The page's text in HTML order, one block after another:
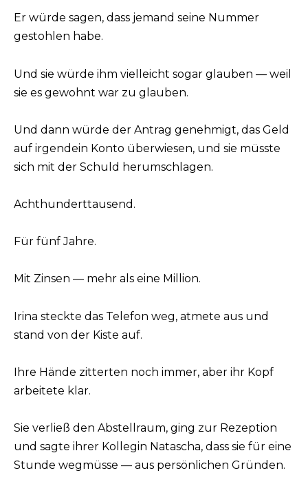
Er würde sagen, dass jemand seine Nummer
gestohlen habe.
Und sie würde ihm vielleicht sogar glauben — weil
sie es gewohnt war zu glauben.
Und dann würde der Antrag genehmigt, das Geld
auf irgendein Konto überwiesen, und sie müsste
sich mit der Schuld herumschlagen.
Achthunderttausend.
Für fünf Jahre.
Mit Zinsen — mehr als eine Million.
Irina steckte das Telefon weg, atmete aus und
stand von der Kiste auf.
Ihre Hände zitterten noch immer, aber ihr Kopf
arbeitete klar.
Sie verließ den Abstellraum, ging zur Rezeption
und sagte ihrer Kollegin Natascha, dass sie für eine
Stunde wegmüsse — aus persönlichen Gründen.